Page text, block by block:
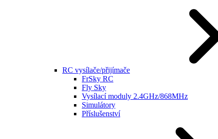
RC vysílače/přijímače
FrSky RC
Fly Sky
Vysílací moduly 2.4GHz/868MHz
Simulátory
Příslušenství